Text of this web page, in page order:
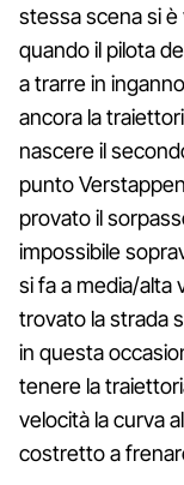
stessa scena si
quando il pilota
a trarre in
ancora la
nascere il
punto
provato il
impossibile
si fa a media/alta
trovato la strada
in questa
tenere la
velocità la curva
costretto a